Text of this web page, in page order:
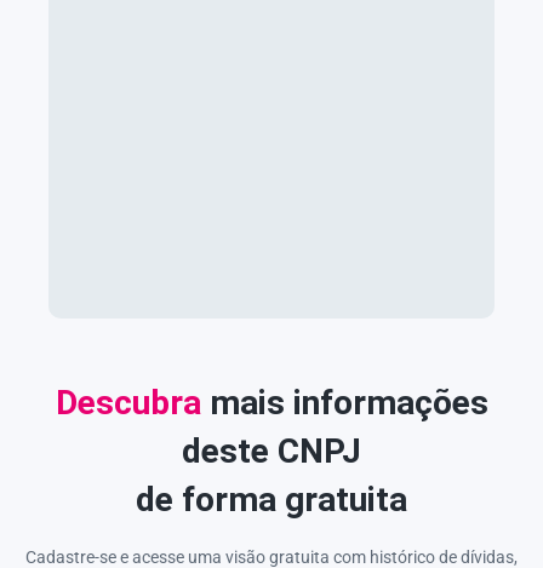
Descubra mais informações
deste CNPJ
de forma gratuita
Cadastre-se e acesse uma visão gratuita com histórico de dívidas,